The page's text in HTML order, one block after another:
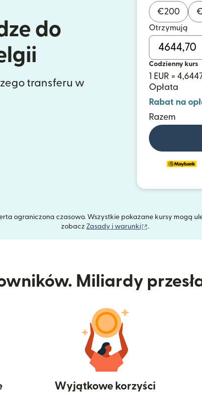
do
transferu w
€200
Otrzymują
Codzienny kurs
1 EUR =
Opłata
Rabat na
Razem
ograniczona czasowo. Wszystkie pokazane kursy mogą
zobacz Zasady i warunki (otwiera się w
.
Miliardy
Wyjątkowe korzyści